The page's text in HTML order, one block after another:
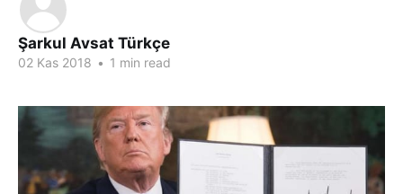
Şarkul Avsat Türkçe
02 Kas 2018 • 1 min read